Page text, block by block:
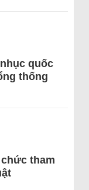
quốc
thống
tham